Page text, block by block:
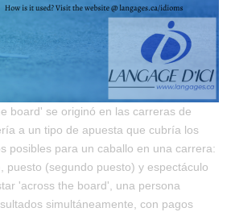
board' se originó en las carreras de
a un tipo de apuesta que cubría los
posibles para un caballo en una carrera:
puesto (segundo puesto) y espectáculo
'across the board', una persona
simultáneamente, con pagos